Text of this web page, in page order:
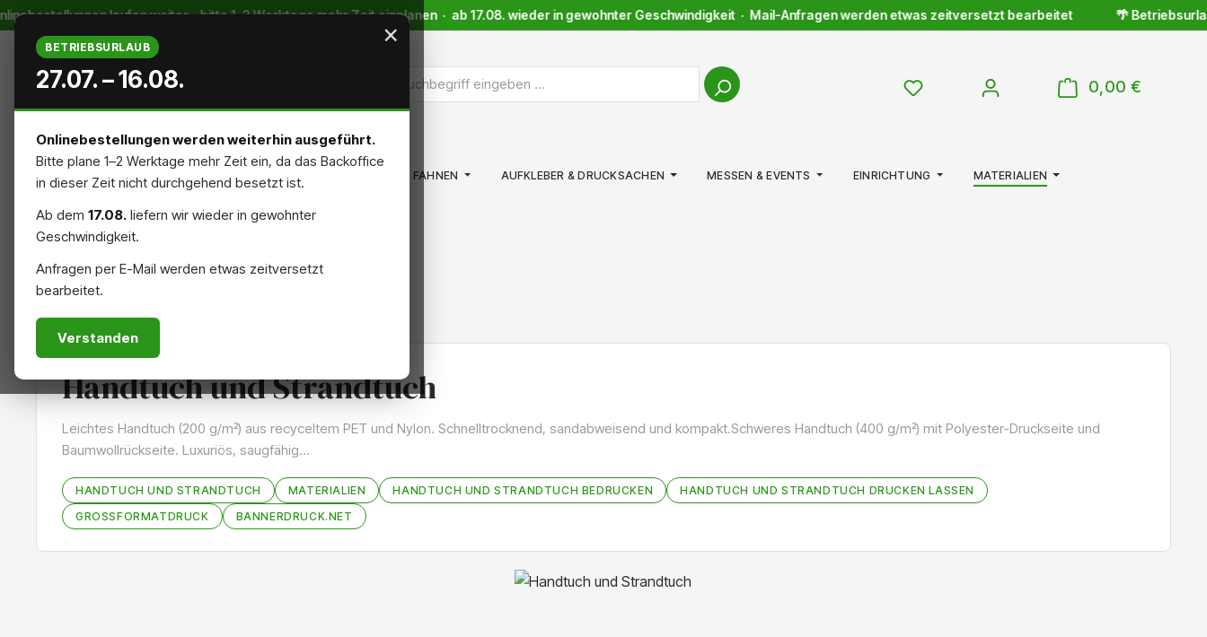
Hauptinhalt springen
Zur Suche springenlaufen weiter – bitte 1–2 Werktage mehr Zeit einplanen · ab 17.08. wieder in gewohnter Geschwindigkeit · Mail-Anfragen werden etwas zeitversetzt bearbeitet 🌴
DU HAST 0 PRODUKTE AUF DEM MERKZETTEL
0,00 €
STARTSEITE AUSSENREKLAME INNENREKLAME FAHNEN AUFKLEBER & DRUCKSACHEN MESSEN & EVENTS EINRICHTUNG MATERIALIEN
NACHHALTIG ZUBEHÖR
MATERIALIEN
Handtuch und Strandtuch
Leichtes Handtuch (200 g/m²) aus recyceltem PET und Nylon. Schnelltrocknend, sandabweisend und kompakt.Schweres Handtuch (400 g/m²) mit Polyester-Druckseite und
Baumwollrückseite. Luxuriös, saugfähig…
HANDTUCH UND STRANDTUCH MATERIALIEN HANDTUCH UND STRANDTUCH BEDRUCKEN
HANDTUCH UND STRANDTUCH DRUCKEN LASSEN
GROSSFORMATDRUCK
BANNERDRUCK.NET
×
BETRIEBSURLAUB
27.07. – 16.08.
Onlinebestellungen werden weiterhin ausgeführt.
Bitte plane 1–2 Werktage mehr Zeit ein, da das Backoffice
in dieser Zeit nicht durchgehend besetzt ist.
Ab dem 17.08. liefern wir wieder in gewohnter
Geschwindigkeit.
Anfragen per E-Mail werden etwas zeitversetzt
bearbeitet.
Verstanden